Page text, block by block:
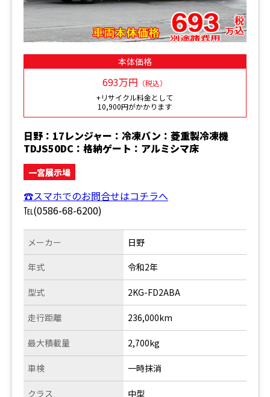
本体価格
693万円 （税込）
+リサイクル料金として
10,900円がかかります
日野：17レンジャー：冷凍バン：菱重製冷凍機
TDJS50DC：格納ゲート：アルミシマ床
一宮展示場
☎スマホでのお問合せはコチラへ
℡(0586-68-6200)
メーカー
年式
型式
走行距離
日野
令和2年
2KG-FD2ABA
236,000km
最大積載量
車検
クラス
2,700kg
一時抹消
中型